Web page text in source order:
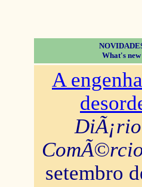
What's new
A
setembro